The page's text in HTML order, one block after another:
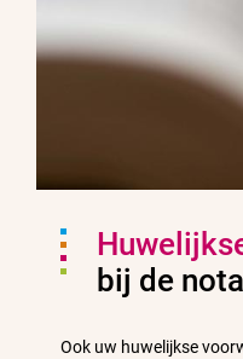
bij de
Ook uw huwelijkse